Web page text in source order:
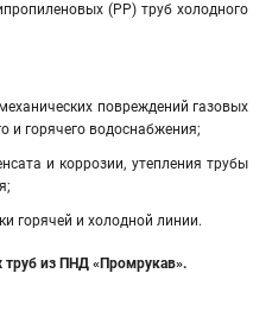
(PP) труб холодного
повреждений газовых
и горячего водоснабжения;
и коррозии, утепления трубы
горячей и холодной линии.
из ПНД «Промрукав».